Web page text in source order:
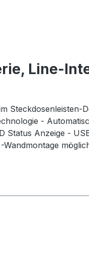
Line-
-
Anzeige -